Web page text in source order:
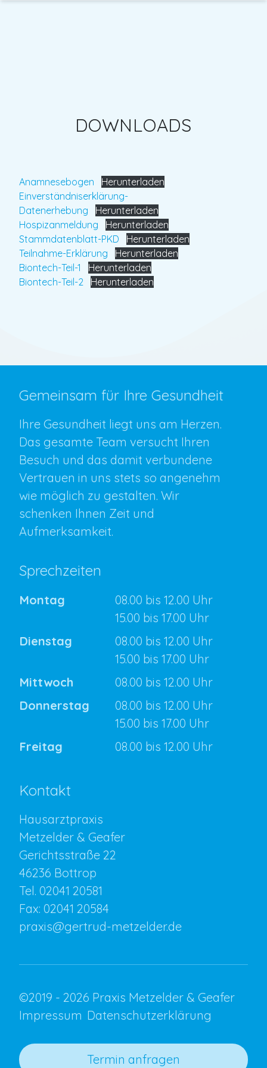
DOWNLOADS
Anamnesebogen
Herunterladen
Einverständniserklärung-
Datenerhebung
Herunterladen
Hospizanmeldung
Herunterladen
Stammdatenblatt-PKD
Herunterladen
Teilnahme-Erklärung
Herunterladen
Biontech-Teil-1
Herunterladen
Biontech-Teil-2
Herunterladen
Gemeinsam für Ihre Gesundheit
Ihre Gesundheit liegt uns am Herzen.
Das gesamte Team versucht Ihren
Besuch und das damit verbundene
Vertrauen in uns stets so angenehm
wie möglich zu gestalten. Wir
schenken Ihnen Zeit und
Aufmerksamkeit.
Sprechzeiten
Montag
08.00 bis 12.00 Uhr
15.00 bis 17.00 Uhr
Dienstag
08.00 bis 12.00 Uhr
15.00 bis 17.00 Uhr
Mittwoch
08.00 bis 12.00 Uhr
Donnerstag
08.00 bis 12.00 Uhr
15.00 bis 17.00 Uhr
Freitag
08.00 bis 12.00 Uhr
Kontakt
Hausarztpraxis
Metzelder & Geafer
Gerichtsstraße 22
46236 Bottrop
Tel. 02041 20581
Fax: 02041 20584
praxis@gertrud-metzelder.de
©2019 - 2026 Praxis Metzelder & Geafer
Impressum Datenschutzerklärung
Termin anfragen